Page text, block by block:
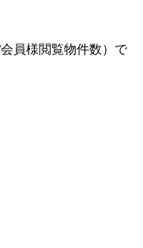
員様閲覧物件数）で